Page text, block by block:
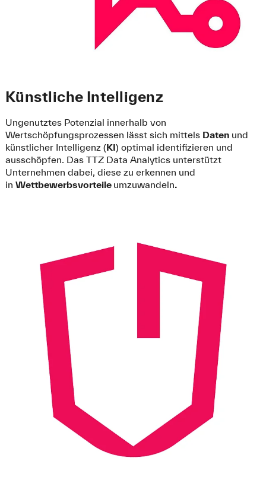
Künstliche Intelligenz
Ungenutztes Potenzial innerhalb von
Wertschöpfungsprozessen lässt sich mittels Datenund
künstlicher Intelligenz (KI) optimal identifizieren und
ausschöpfen. Das TTZ Data Analytics unterstützt
Unternehmen dabei, diese zu erkennen und
in Wettbewerbsvorteile umzuwandeln.